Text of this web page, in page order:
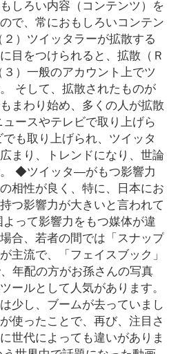
しろい内容（コンテンツ）を
で、常におもしろいコンテン
）ツイッタラーが拡散する
目をつけられると、拡散（Ｒ
）一般のアカウント上でツ
そして、拡散されたものが
まわり始め、多くの人が拡散
ースやテレビで取り上げら
も取り上げられ、ツイッタ
まり、トレンドになり、世論
◆ツイッタ―がもつ影響力
相性が良く、特に、日本にお
つ影響力が大きいと言われて
って影響力をもつ媒体が違
合、若者の間では「スナップ
主流で、「フェイスブック」
年配の方がお孫さんの写真
ールとして人気があります。
少し、ブームが去っていまし
使ったことで、再び、注目さ
世代によっても違いがありま